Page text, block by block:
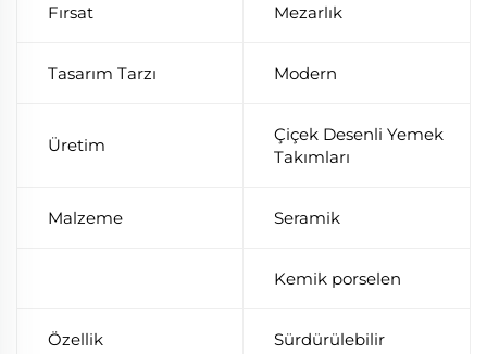
Fırsat Mezarlık
Tasarım Tarzı Modern
Üretim
Çiçek Desenli Yemek
Takımları
Malzeme Seramik
Kemik porselen
Özellik Sürdürülebilir